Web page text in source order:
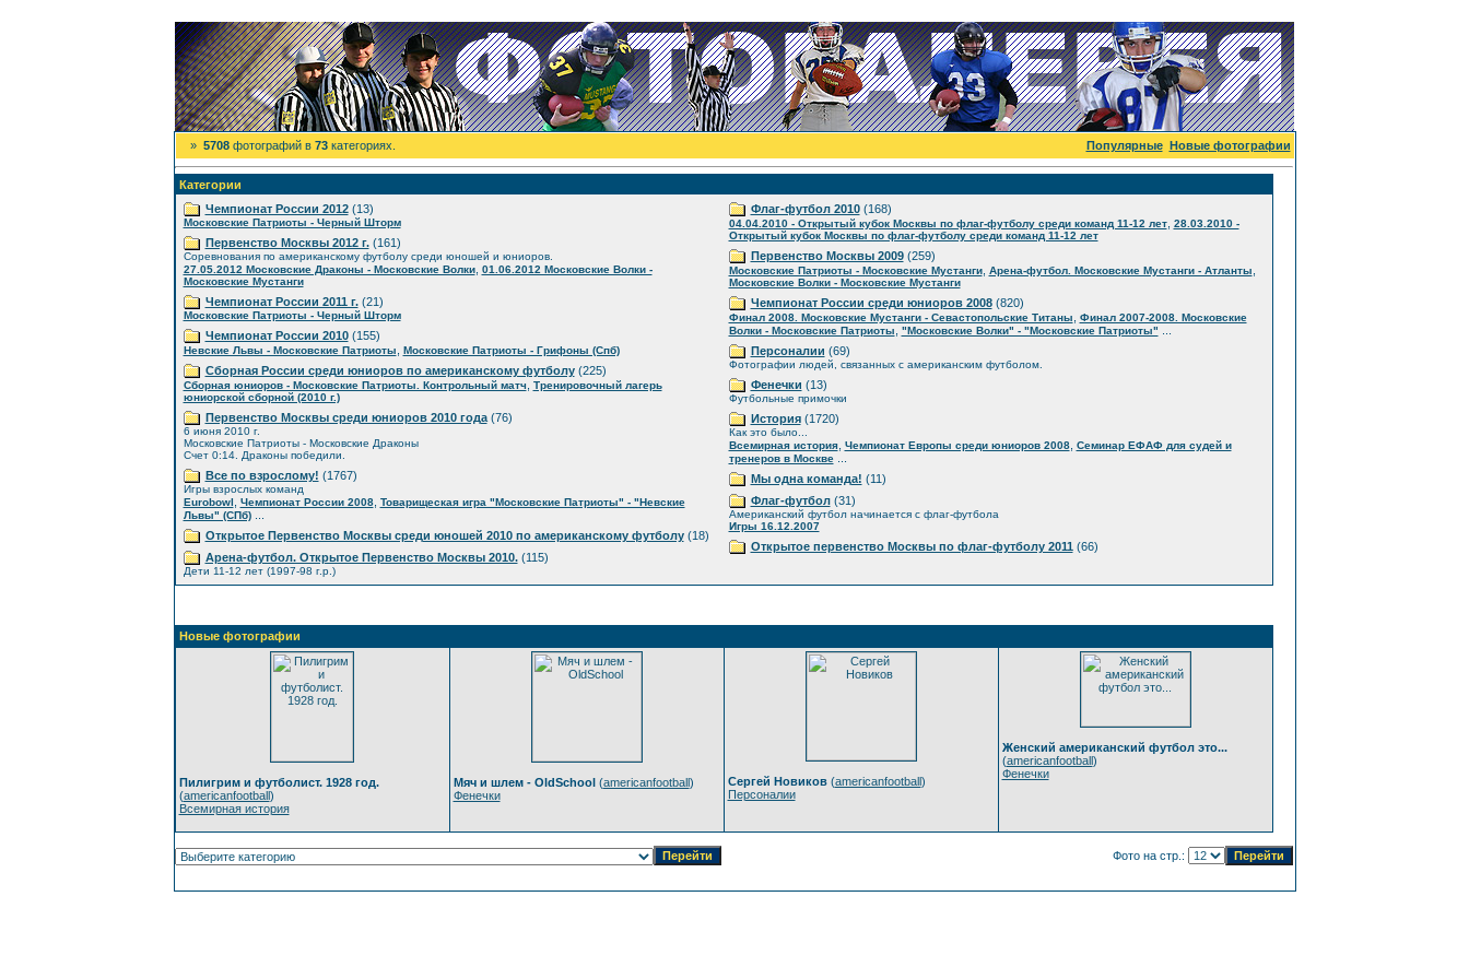
» 5708фотографий в 73категориях. Популярные Новые фотографии
Категории
Чемпионат России 2012(13)
Московские Патриоты - Черный Шторм
Первенство Москвы 2012 г.(161)
Соревнования по американскому футболу среди юношей и юниоров.
27.05.2012 Московские Драконы - Московские Волки, 01.06.2012 Московские Волки -
Московские Мустанги
Чемпионат России 2011 г.(21)
Московские Патриоты - Черный Шторм
Чемпионат России 2010(155)
Невские Львы - Московские Патриоты Московские Патриоты - Грифоны (Спб)
Сборная России среди юниоров по американскому футболу(225)
Сборная юниоров - Московские Патриоты. Контрольный матч, Тренировочный лагерь
юниорской сборной (2010 г.)
Первенство Москвы среди юниоров 2010 года(76)
6 июня 2010 г.
Московские Патриоты - Московские Драконы
Счет 0:14. Драконы победили.
Все по взрослому! (1767)
Игры взрослых команд
Eurobowl
Чемпионат России 2008, Товарищеская игра "Московские Патриоты" - "Невские
Львы" (СПб)...
Открытое Первенство Москвы среди юношей 2010 по американскому футболу(18)
Арена-футбол. Открытое Первенство Москвы 2010.(115)
Дети 11-12 лет (1997-98 г.р.)
Флаг-футбол 2010(168)
04.04.2010 - Открытый кубок Москвы по флаг-футболу среди команд 11-12 лет, 28.03.2010 -
Открытый кубок Москвы по флаг-футболу среди команд 11-12 лет
Первенство Москвы 2009(259)
Московские Патриоты - Московские Мустанги, Арена-футбол. Московские Мустанги - Атланты
Московские Волки - Московские Мустанги
Чемпионат России среди юниоров 2008(820)
Финал 2008. Московские Мустанги - Севастопольские Титаны
Финал 2007-2008. Московские
Волки - Московские Патриоты
"Московские Волки" - "Московские Патриоты"
Персоналии (69)
Фотографии людей, связанных с американским футболом.
Фенечки (13)
Футбольные примочки
История(1720)
Как это было...
Всемирная история, Чемпионат Европы среди юниоров 2008, Семинар ЕФАФ для судей и
тренеров в Москве...
Мы одна команда! (11)
Флаг-футбол(31)
Американский футбол начинается с флаг-футбола
Игры 16.12.2007
Открытое первенство Москвы по флаг-футболу 2011(66)
Новые фотографии
Пилигрим и футболист. 1928 год.
(americanfootball)
Всемирная история
Мяч и шлем - OldSchool(americanfootball)
Фенечки
Сергей Новиков(americanfootball)
Персоналии
Женский американский футбол это...
(americanfootball)
Фенечки
Фото на стр.: